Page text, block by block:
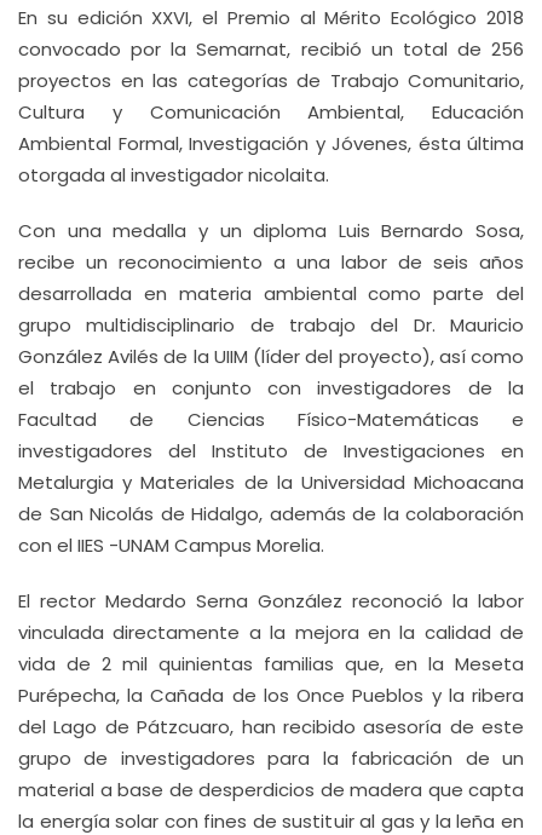
En su edición XXVI, el Premio al Mérito Ecológico 2018
convocado por la Semarnat, recibió un total de 256
proyectos en las categorías de Trabajo Comunitario,
Cultura y Comunicación Ambiental, Educación
Ambiental Formal, Investigación y Jóvenes, ésta última
otorgada al investigador nicolaita.
Con una medalla y un diploma Luis Bernardo Sosa,
recibe un reconocimiento a una labor de seis años
desarrollada en materia ambiental como parte del
grupo multidisciplinario de trabajo del Dr. Mauricio
González Avilés de la UIIM (líder del proyecto), así como
el trabajo en conjunto con investigadores de la
Facultad de Ciencias Físico-Matemáticas e
investigadores del Instituto de Investigaciones en
Metalurgia y Materiales de la Universidad Michoacana
de San Nicolás de Hidalgo, además de la colaboración
con el IIES -UNAM Campus Morelia.
El rector Medardo Serna González reconoció la labor
vinculada directamente a la mejora en la calidad de
vida de 2 mil quinientas familias que, en la Meseta
Purépecha, la Cañada de los Once Pueblos y la ribera
del Lago de Pátzcuaro, han recibido asesoría de este
grupo de investigadores para la fabricación de un
material a base de desperdicios de madera que capta
la energía solar con fines de sustituir al gas y la leña en